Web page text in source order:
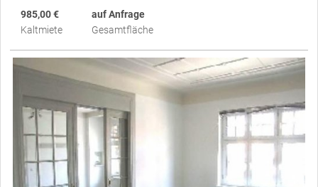
985,00 €
Kaltmiete
auf Anfrage
Gesamtfläche